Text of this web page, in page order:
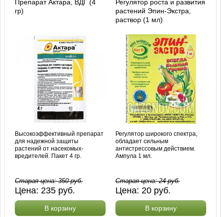
Препарат Актара, ВДГ (4
гр)
Высокоэффективный препарат
для надежной защиты
растений от насекомых-
вредителей. Пакет 4 гр.
Старая цена:350руб.
Цена:235 руб.
В корзину
Регулятор роста и развития
растений Эпин-Экстра,
раствор (1 мл)
Регулятор широкого спектра,
обладает сильным
антистрессовым действием.
Ампула 1 мл.
Старая цена:24руб.
Цена: 20 руб.
В корзину